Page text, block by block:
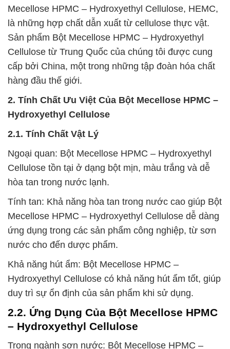
Mecellose HPMC – Hydroxyethyl Cellulose, HEMC,
là những hợp chất dẫn xuất từ cellulose thực vật.
Sản phẩm Bột Mecellose HPMC – Hydroxyethyl
Cellulose từ Trung Quốc của chúng tôi được cung
cấp bởi China, một trong những tập đoàn hóa chất
hàng đầu thế giới.
2. Tính Chất Ưu Việt Của Bột Mecellose HPMC –
Hydroxyethyl Cellulose
2.1. Tính Chất Vật Lý
Ngoại quan: Bột Mecellose HPMC – Hydroxyethyl
Cellulose tồn tại ở dạng bột mịn, màu trắng và dễ
hòa tan trong nước lạnh.
Tính tan: Khả năng hòa tan trong nước cao giúp Bột
Mecellose HPMC – Hydroxyethyl Cellulose dễ dàng
ứng dụng trong các sản phẩm công nghiệp, từ sơn
nước cho đến dược phẩm.
Khả năng hút ẩm: Bột Mecellose HPMC –
Hydroxyethyl Cellulose có khả năng hút ẩm tốt, giúp
duy trì sự ổn định của sản phẩm khi sử dụng.
2.2. Ứng Dụng Của Bột Mecellose HPMC
– Hydroxyethyl Cellulose
Trong ngành sơn nước: Bột Mecellose HPMC –